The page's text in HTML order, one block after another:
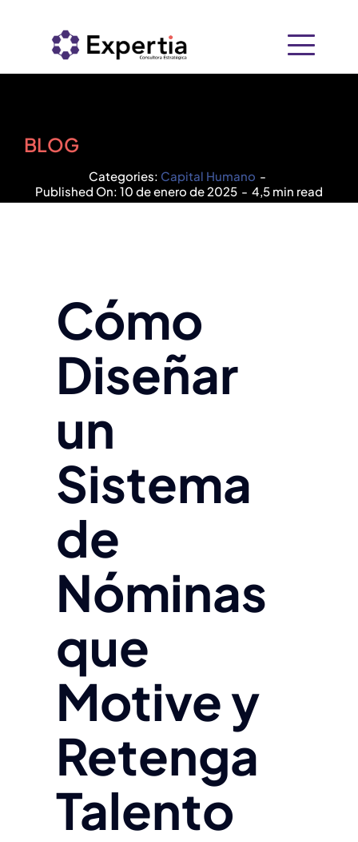
contenido
Nosotros
Soluciones
Tecnología
BLOG
Categories: Capital Humano -
Published On: 10 de enero de 2025 - 4,5 min read
Cómo
Diseñar
un
Sistema
de
Nóminas
que
Motive y
Retenga
Talento